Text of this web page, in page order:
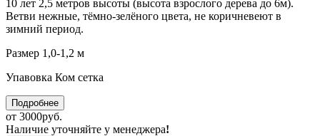
10 лет 2,5 метров высоты (высота взрослого дерева до 6м).
Ветви нежные, тёмно-зелёного цвета, не коричневеют в
зимний период.
Размер 1,0-1,2 м
Упавовка Ком сетка
Подробнее
от 3000руб.
Наличие уточняйте у менеджера!